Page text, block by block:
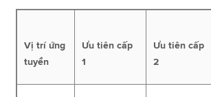
Vị trí ứng
tuyển
Ưu tiên cấp
1
Ưu tiên cấp
2